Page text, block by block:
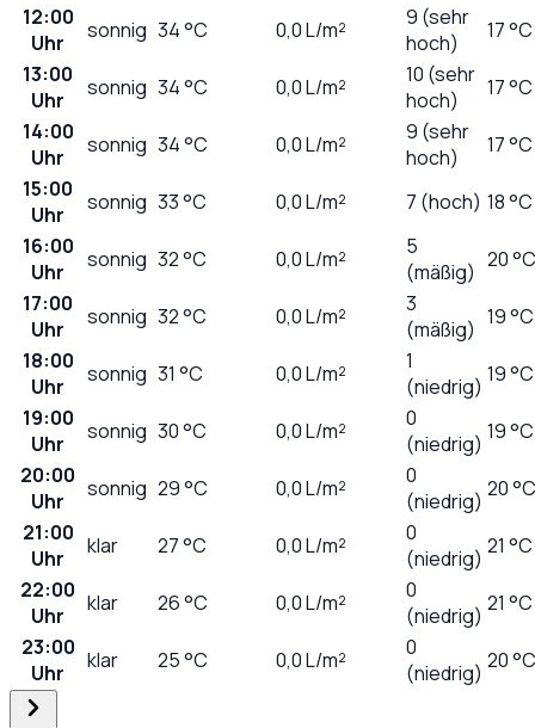
12:00
Uhr
sonnig 34°C 0,0L/m²
9 (sehr
hoch)
17 °C
13:00
Uhr
sonnig 34°C 0,0L/m²
10 (sehr
hoch)
17 °C
14:00
Uhr
sonnig 34°C 0,0L/m²
9 (sehr
hoch)
17 °C
15:00
Uhr
sonnig 33°C 0,0L/m² 7 (hoch) 18 °C
16:00
Uhr
sonnig 32°C 0,0L/m²
5
(mäßig) 20 °C
17:00
Uhr
sonnig 32°C 0,0L/m²
3
(mäßig) 19 °C
18:00
Uhr
sonnig 31 °C 0,0L/m²
1
(niedrig) 19 °C
19:00
Uhr
sonnig 30°C 0,0L/m²
0
(niedrig) 19 °C
20:00
Uhr
sonnig 29°C 0,0L/m²
0
(niedrig) 20 °C
21:00
Uhr
klar 27°C 0,0L/m²
0
(niedrig) 21 °C
22:00
Uhr
klar 26°C 0,0L/m²
0
(niedrig) 21 °C
23:00
Uhr
klar 25°C 0,0L/m²
0
(niedrig) 20 °C